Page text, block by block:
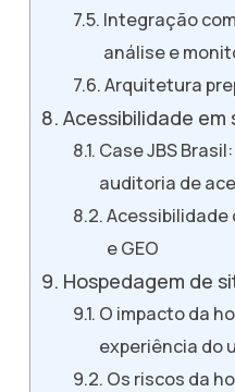
Integração
análise e
Arquitetura
Acessibilidade em
Case JBS
auditoria de
Acessibilidade
e GEO
Hospedagem de
O impacto da
experiência do
Os riscos da